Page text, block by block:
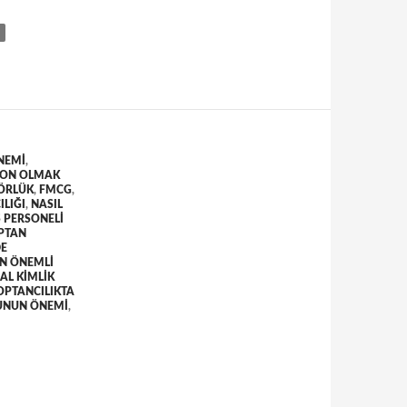
,
OLMAK
, FMCG,
, NASIL
PERSONELI
ÖNEMLI
KIMLIK
ÖNEMI ,